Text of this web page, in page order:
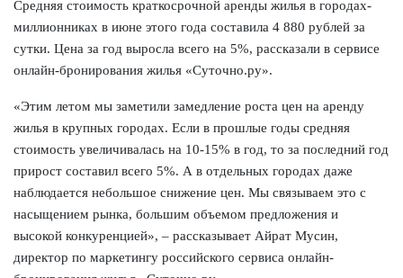
Средняя стоимость краткосрочной аренды жилья в городах-
миллионниках в июне этого года составила 4 880 рублей за
сутки. Цена за год выросла всего на 5%, рассказали в сервисе
онлайн-бронирования жилья «Суточно.ру».
«Этим летом мы заметили замедление роста цен на аренду
жилья в крупных городах. Если в прошлые годы средняя
стоимость увеличивалась на 10-15% в год, то за последний год
прирост составил всего 5%. А в отдельных городах даже
наблюдается небольшое снижение цен. Мы связываем это с
насыщением рынка, большим объемом предложения и
высокой конкуренцией», – рассказывает Айрат Мусин,
директор по маркетингу российского сервиса онлайн-